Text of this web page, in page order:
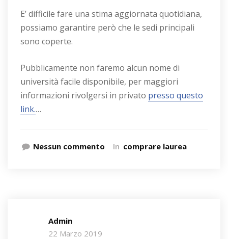
E’ difficile fare una stima aggiornata quotidiana,
possiamo garantire però che le sedi principali
sono coperte.
Pubblicamente non faremo alcun nome di
università facile disponibile, per maggiori
informazioni rivolgersi in privato presso questo
link.…
Nessun commento In comprare laurea
Admin
22 Marzo 2019